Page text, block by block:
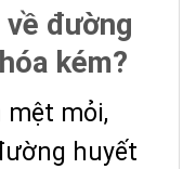
đường
kém?
mệt mỏi,
huyết